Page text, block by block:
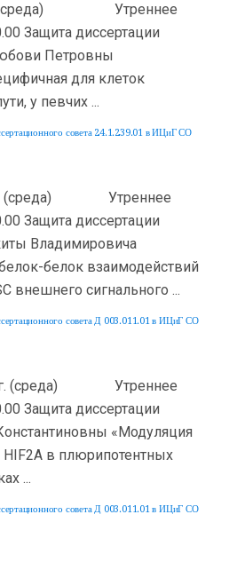
(среда) Утреннее
Защита диссертации
Петровны
для клеток
у певчих ...
совета 24.1.239.01 в ИЦиГ СО
(среда) Утреннее
Защита диссертации
Владимировича
белок взаимодействий
внешнего сигнального ...
совета Д 003.011.01 в ИЦиГ СО
(среда) Утреннее
Защита диссертации
«Модуляция
HIF2А в плюрипотентных
...
совета Д 003.011.01 в ИЦиГ СО